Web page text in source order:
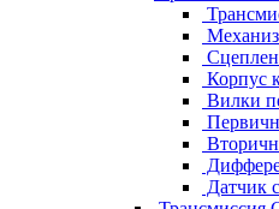
Корпус
Вилки
Датчик